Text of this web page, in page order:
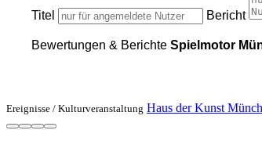
Titel Bericht
Bewertungen & Berichte Spielmotor
Ereignisse / Kulturveranstaltung Haus der Kunst